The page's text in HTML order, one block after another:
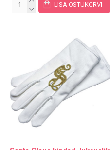
LISA OSTUKORVI